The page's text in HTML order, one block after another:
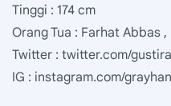
Tinggi : 174 cm
Orang Tua : Farhat Abbas
Twitter : twitter.com/
IG : instagram.com/